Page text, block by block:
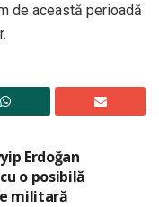
de această perioadă
Erdoğan
o posibilă
militară